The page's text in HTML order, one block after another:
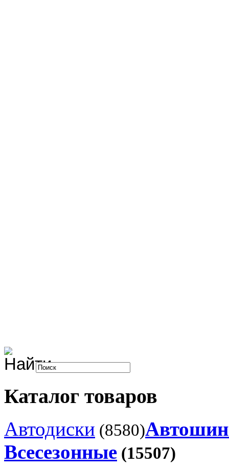
Каталог товаров
Автодиски (8580)
Всесезонные (15507)